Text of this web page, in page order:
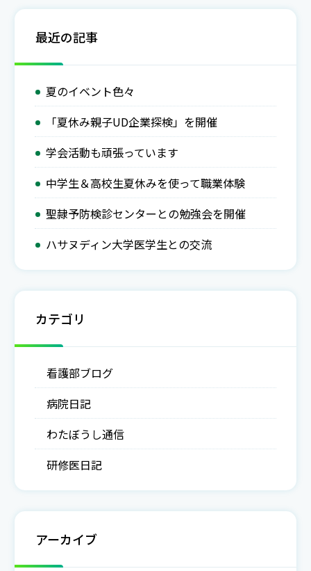
最近の記事
夏のイベント色々
「夏休み親子UD企業探検」を開催
学会活動も頑張っています
中学生＆高校生夏休みを使って職業体験
聖隷予防検診センターとの勉強会を開催
ハサヌディン大学医学生との交流
カテゴリ
看護部ブログ
病院日記
わたぼうし通信
研修医日記
アーカイブ